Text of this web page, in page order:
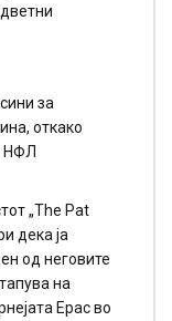
за
откако
НФЛ
„The Pat
дека ја
од неговите
на
Ерас во